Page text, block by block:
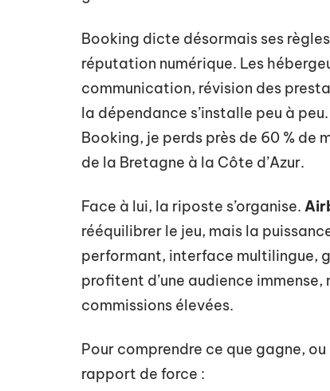
Booking dicte désormais ses
réputation numérique. Les
communication, révision des
la dépendance s’installe peu à
Booking, je perds près de 60 % de
de la Bretagne à la Côte d’Azur.
Face à lui, la riposte s’organise.
rééquilibrer le jeu, mais la
performant, interface multilingue,
profitent d’une audience
commissions élevées.
Pour comprendre ce que gagne,
rapport de force :